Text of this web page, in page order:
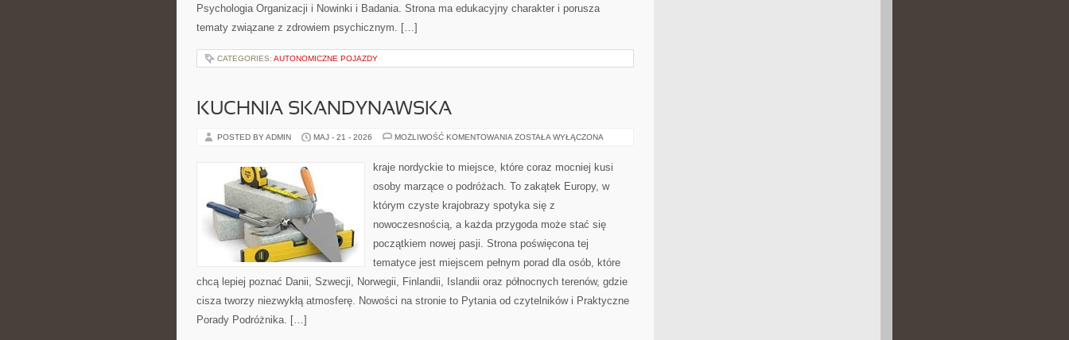
Psychologia Organizacji i Nowinki i Badania. Strona ma edukacyjny charakter i porusza
tematy związane z zdrowiem psychicznym. […]
CATEGORIES: AUTONOMICZNE POJAZDY
KUCHNIA SKANDYNAWSKA
POSTED BY ADMIN MAJ - 21 - 2026 MOŻLIWOŚĆ KOMENTOWANIA KUCHNIA
ZOSTAŁA WYŁĄCZONA
kraje nordyckie to miejsce, które coraz mocniej kusi
osoby marzące o podróżach. To zakątek Europy, w
którym czyste krajobrazy spotyka się z
nowoczesnością, a każda przygoda może stać się
początkiem nowej pasji. Strona poświęcona tej
tematyce jest miejscem pełnym porad dla osób, które
chcą lepiej poznać Danii, Szwecji, Norwegii, Finlandii, Islandii oraz północnych terenów, gdzie
cisza tworzy niezwykłą atmosferę. Nowości na stronie to Pytania od czytelników i Praktyczne
Porady Podróżnika. […]